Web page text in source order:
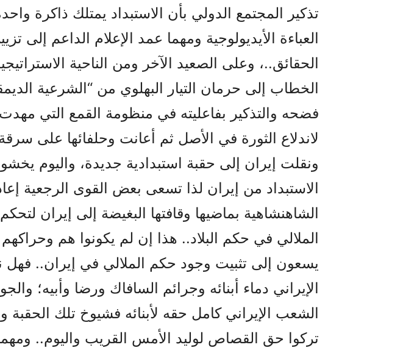
تذكير المجتمع الدولي بأن الاستبداد يمتلك ذاكرة
العباءة الأيديولوجية ومهما عمد الإعلام الداعم إلى
الحقائق..، وعلى الصعيد الآخر ومن الناحية
الخطاب إلى حرمان التيار البهلوي من “الشرعية
فضحه والتذكير بفاعليته في منظومة القمع التي مهدت
لاندلاع الثورة في الأصل ثم أعانت وحلفائها على
ونقلت إيران إلى حقبة استبدادية جديدة، واليوم
الاستبداد من إيران لذا تسعى بعض القوى الرجعية
الشاهنشاهية بماضيها وقافتها البغيضة إلى إيران
الملالي في حكم البلاد.. هذا إن لم يكونوا هم
يسعون إلى تثبيت وجود حكم الملالي في إيران..
الإيراني دماء أبنائه وجرائم السافاك ورضا وأبيه؛
الشعب الإيراني كامل حقه لأبنائه فشيوخ تلك الحقبة
تركوا حق القصاص لوليد الأمس القريب واليوم..